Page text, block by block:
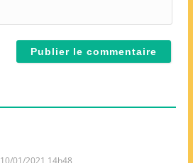
m
i
10/01/2021 14h48